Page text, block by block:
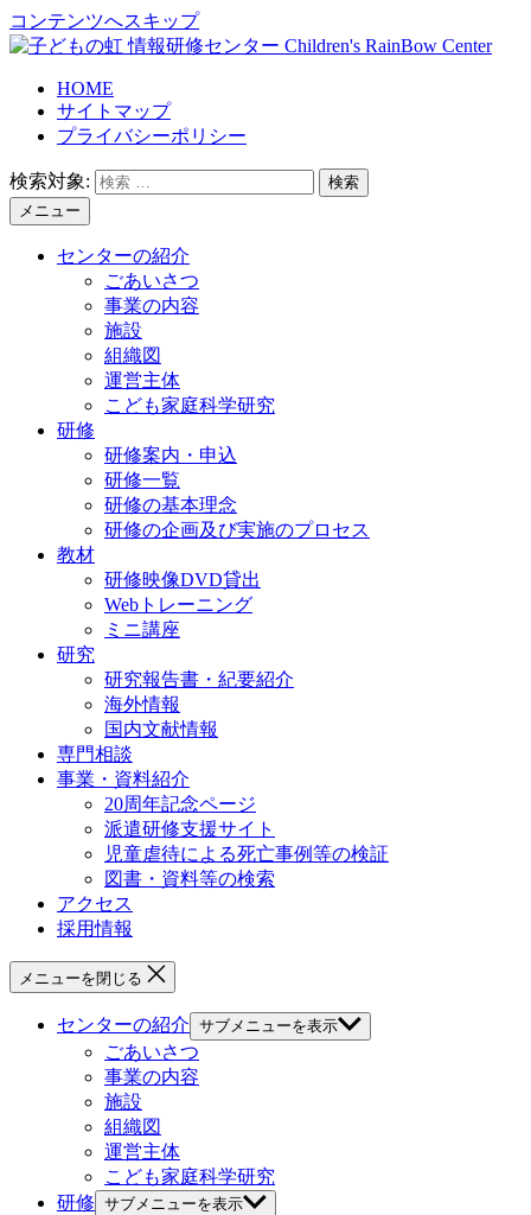
コンテンツへスキップ
HOME
サイトマップ
プライバシーポリシー
検索対象:
メニュー
センターの紹介
ごあいさつ
事業の内容
施設
組織図
運営主体
こども家庭科学研究
研修
研修案内・申込
研修一覧
研修の基本理念
研修の企画及び実施のプロセス
教材
研修映像DVD貸出
Webトレーニング
ミニ講座
研究
研究報告書・紀要紹介
海外情報
国内文献情報
専門相談
事業・資料紹介
20周年記念ページ
派遣研修支援サイト
児童虐待による死亡事例等の検証
図書・資料等の検索
アクセス
採用情報
メニューを閉じる
センターの紹介 サブメニューを表示
ごあいさつ
事業の内容
施設
組織図
運営主体
こども家庭科学研究
研修 サブメニューを表示